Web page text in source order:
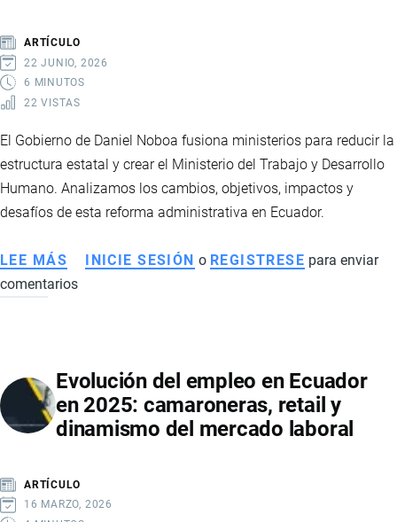
BUSCA
TRANSFORMAR
LA
ARTÍCULO
22 JUNIO, 2026
6 MINUTOS
22 VISTAS
El Gobierno de Daniel Noboa fusiona ministerios para reducir la
estructura estatal y crear el Ministerio del Trabajo y Desarrollo
Humano. Analizamos los cambios, objetivos, impactos y
desafíos de esta reforma administrativa en Ecuador.
LEE MÁS SOBRE
ECUADOR
DEL
TRABAJO
Y
CLAVES
INICIE SESIÓN o REGISTRESE para enviar
comentarios
Evolución del empleo en Ecuador
en 2025: camaroneras, retail y
dinamismo del mercado laboral
ARTÍCULO
16 MARZO, 2026